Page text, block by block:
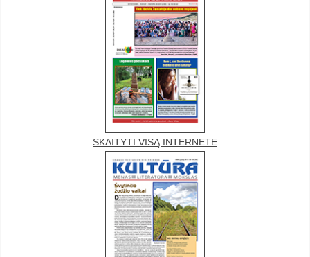
SKAITYTI VISĄ INTERNETE